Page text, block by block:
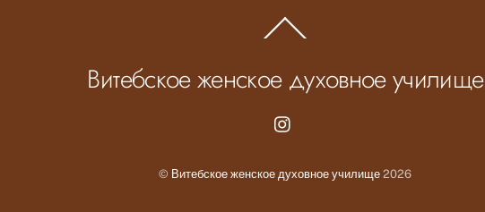
To
Витебское женское духовное училище
© Витебское женское духовное училище 2026